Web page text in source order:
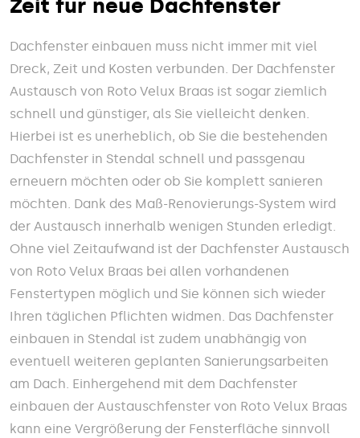
Zeit für neue Dachfenster
Dachfenster einbauen muss nicht immer mit viel
Dreck, Zeit und Kosten verbunden. Der Dachfenster
Austausch von Roto Velux Braas ist sogar ziemlich
schnell und günstiger, als Sie vielleicht denken.
Hierbei ist es unerheblich, ob Sie die bestehenden
Dachfenster in Stendal schnell und passgenau
erneuern möchten oder ob Sie komplett sanieren
möchten. Dank des Maß-Renovierungs-System wird
der Austausch innerhalb wenigen Stunden erledigt.
Ohne viel Zeitaufwand ist der Dachfenster Austausch
von Roto Velux Braas bei allen vorhandenen
Fenstertypen möglich und Sie können sich wieder
Ihren täglichen Pflichten widmen. Das Dachfenster
einbauen in Stendal ist zudem unabhängig von
eventuell weiteren geplanten Sanierungsarbeiten
am Dach. Einhergehend mit dem Dachfenster
einbauen der Austauschfenster von Roto Velux Braas
kann eine Vergrößerung der Fensterfläche sinnvoll